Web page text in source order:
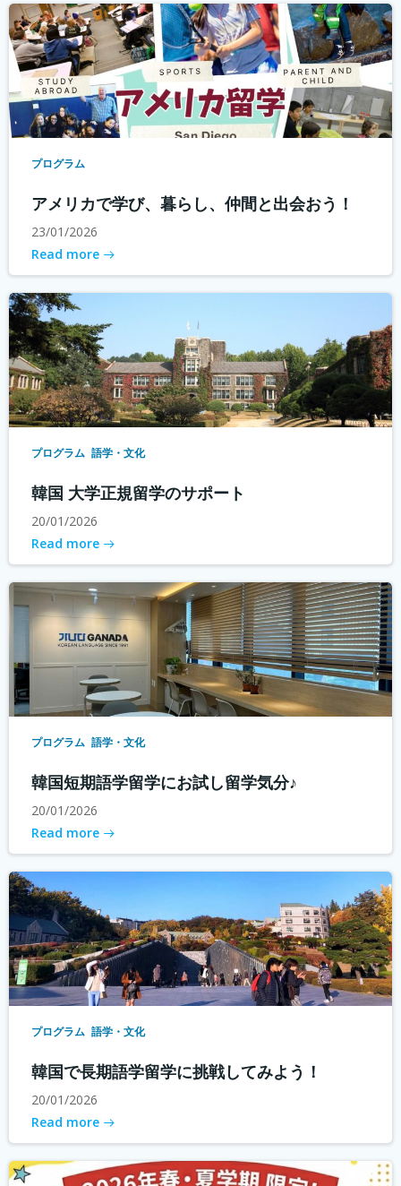
プログラム
アメリカで学び、暮らし、仲間と出会おう！
23/01/2026
Read more
プログラム 語学・文化
韓国 大学正規留学のサポート
20/01/2026
Read more
プログラム 語学・文化
韓国短期語学留学にお試し留学気分♪
20/01/2026
Read more
プログラム 語学・文化
韓国で長期語学留学に挑戦してみよう！
20/01/2026
Read more